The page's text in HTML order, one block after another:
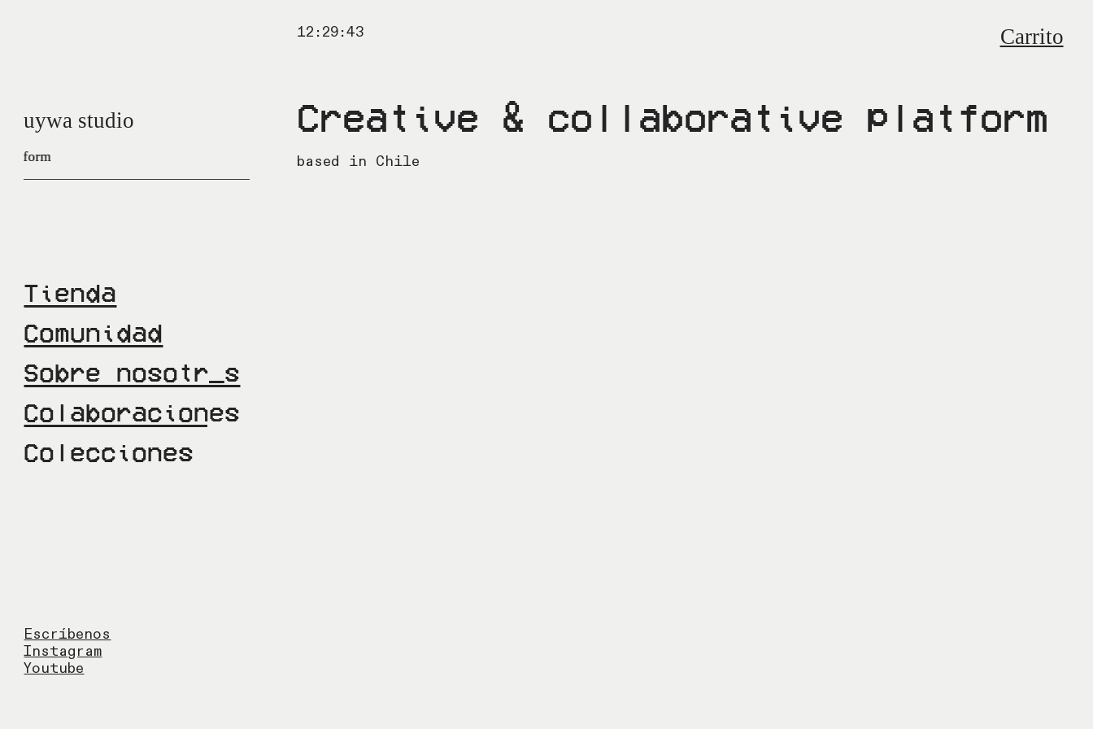
Carrito
uywa studio
Tienda
Comunidad
Sobre nosotr_s
Colaboraciones
Colecciones
Escríbenos
Instagram
Youtube
Creative & collaborative platform
based in Chile